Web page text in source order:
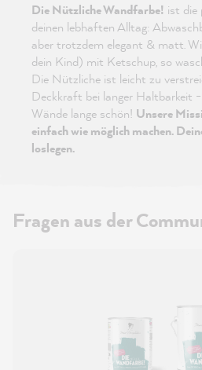
Die Nützliche Wandfarbe! ist die
deinen lebhaften Alltag:
aber trotzdem elegant & matt.
dein Kind) mit Ketschup, so
Die Nützliche ist leicht zu
Deckkraft bei langer Haltbarkeit
Wände lange schön! Unsere
einfach wie möglich machen.
loslegen.
Fragen aus der